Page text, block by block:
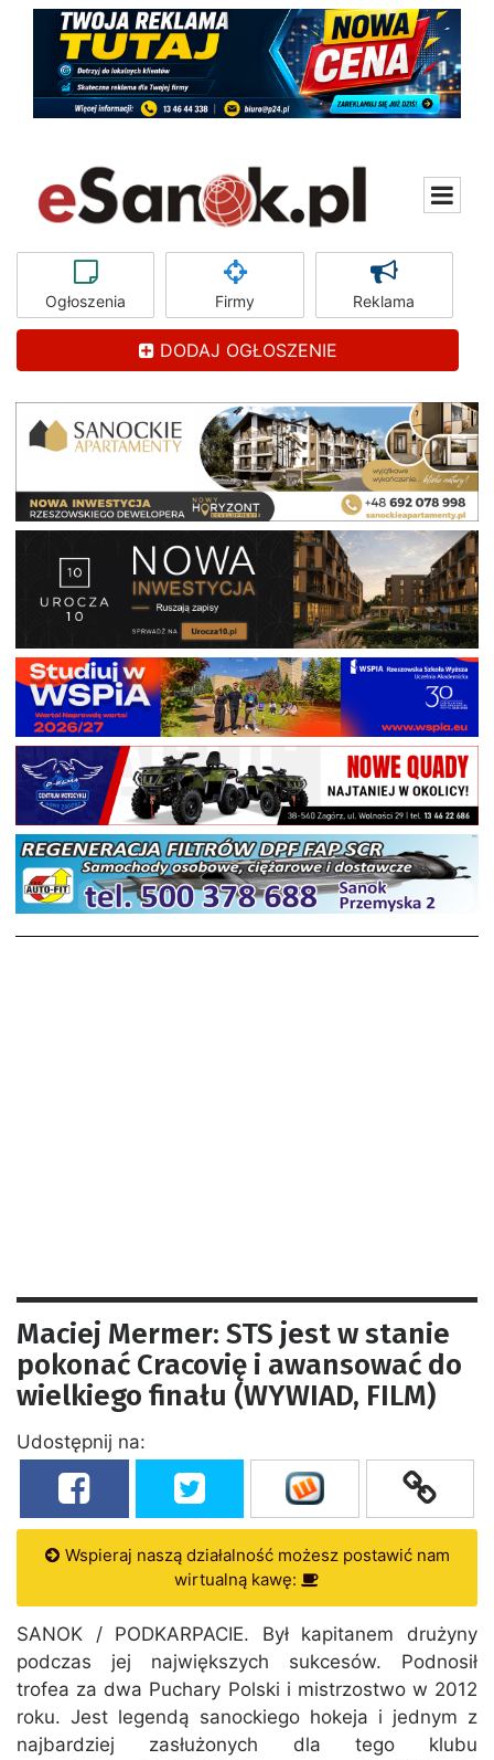
Ogłoszenia Firmy Reklama
DODAJ OGŁOSZENIE
Maciej Mermer: STS jest w stanie
pokonać Cracovię i awansować do
wielkiego finału (WYWIAD, FILM)
Udostępnij na:
Wspieraj naszą działalność możesz postawić nam
wirtualną kawę:
SANOK / PODKARPACIE. Był kapitanem drużyny
podczas jej największych sukcesów. Podnosił
trofea za dwa Puchary Polski i mistrzostwo w 2012
roku. Jest legendą sanockiego hokeja i jednym z
najbardziej zasłużonych dla tego klubu